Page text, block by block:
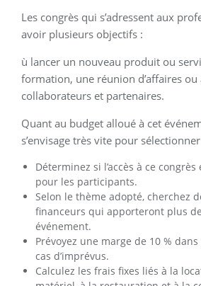
Les congrès qui s’adressent aux
avoir plusieurs objectifs :
ù lancer un nouveau produit ou
formation, une réunion d’affaires
collaborateurs et partenaires.
Quant au budget alloué à cet
s’envisage très vite pour
Déterminez si l’accès à ce
pour les participants.
Selon le thème adopté, cherchez
financeurs qui apporteront plus
événement.
Prévoyez une marge de 10 %
cas d’imprévus.
Calculez les frais fixes liés à la